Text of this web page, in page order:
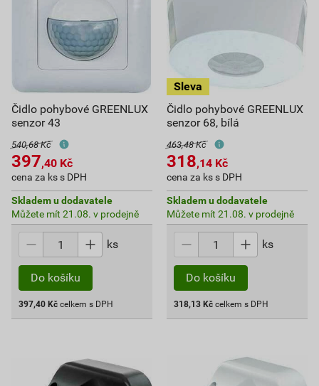
Čidlo pohybové GREENLUX
senzor 43
540,68 Kč
397,40 Kč
cena za ks s DPH
Skladem u dodavatele
Můžete mít 21.08. v prodejně
ks
Do košíku
397,40 Kč celkem s DPH
Čidlo pohybové GREENLUX
senzor 68, bílá
463,48 Kč
318,14 Kč
cena za ks s DPH
Skladem u dodavatele
Můžete mít 21.08. v prodejně
ks
Do košíku
318,13 Kč celkem s DPH